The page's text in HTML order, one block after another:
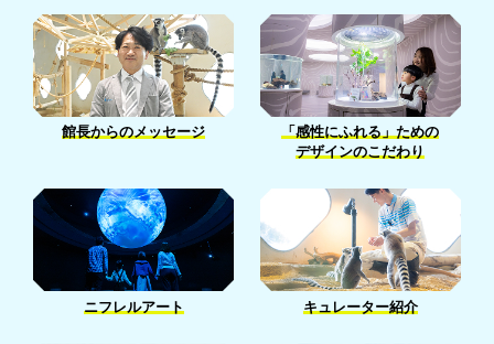
1月［5］
2月［15］
1月［13］
3月［25］
2月［24］
1月［18］
5月［32］
4月［26］
3月［22］
2月［13］
6月［15］
5月［12］
4月［7］
3月［14］
1月［7］
7月［9］
6月［6］
5月［5］
1月［2］
館長からのメッセージ
「感性にふれる」ための
デザインのこだわり
ニフレルアート キュレーター紹介